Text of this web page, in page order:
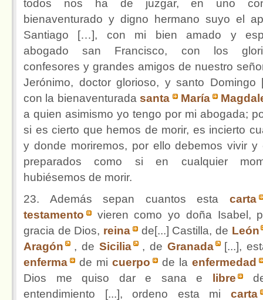
todos nos ha de juzgar, en uno
bienaventurado y digno hermano suyo el
Santiago […], con mi bien amado y
abogado san Francisco, con los
confesores y grandes amigos de nuestro
Jerónimo, doctor glorioso, y santo Domingo
con la bienaventuradasanta María
a quien asimismo yo tengo por mi abogada;
si es cierto que hemos de morir, es incierto
y donde moriremos, por ello debemos vivir y
preparados como si en cualquier
hubiésemos de morir.
23. Además sepan cuantos esta carta
testamento
vieren como yo doña Isabel,
gracia de Dios, reina de[...] Castilla, de León
Aragón
, de Sicilia , de Granada
[...],
enferma
de mi cuerpo de la enfermedad
Dios me quiso dar e sana e
libre
entendimiento [...], ordeno esta mi carta